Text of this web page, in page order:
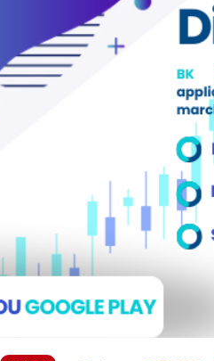
BOT
à l’intermédiation
Bourse est un agent
informations clés sur
pour obtenir votre accès